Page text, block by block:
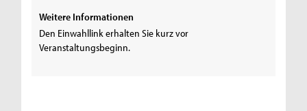
Weitere Informationen
Den Einwahllink erhalten Sie kurz vor
Veranstaltungsbeginn.